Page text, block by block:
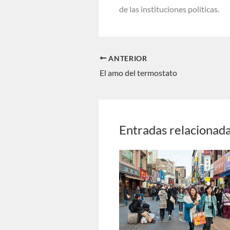
de las instituciones políticas.
ANTERIOR
El amo del termostato
Entradas